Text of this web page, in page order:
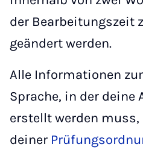
der Bearbeitungszeit
geändert werden.
Alle Informationen
Sprache, in der
erstellt werden
deiner